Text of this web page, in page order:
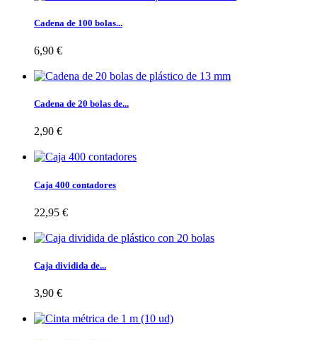
Cadena de 100 bolas...
6,90 €
Cadena de 20 bolas de...
2,90 €
Caja 400 contadores
22,95 €
Caja dividida de...
3,90 €